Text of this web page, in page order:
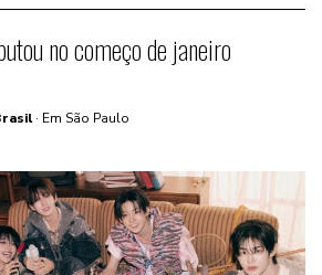
no começo de janeiro
· Em São Paulo